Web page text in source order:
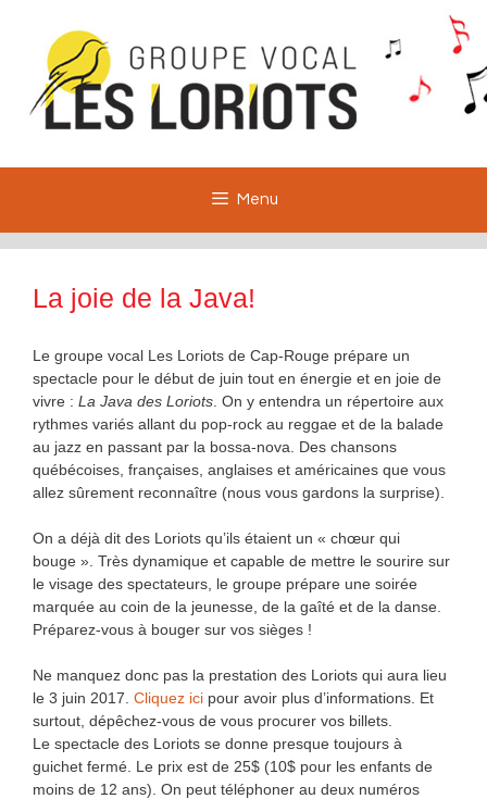
contenu
Menu
La joie de la Java!
Le groupe vocal Les Loriots de Cap-Rouge prépare un
spectacle pour le début de juin tout en énergie et en joie de
vivre : La Java des Loriots . On y entendra un répertoire aux
rythmes variés allant du pop-rock au reggae et de la balade
au jazz en passant par la bossa-nova. Des chansons
québécoises, françaises, anglaises et américaines que vous
allez sûrement reconnaître (nous vous gardons la surprise).
On a déjà dit des Loriots qu’ils étaient un « chœur qui
bouge ». Très dynamique et capable de mettre le sourire sur
le visage des spectateurs, le groupe prépare une soirée
marquée au coin de la jeunesse, de la gaîté et de la danse.
Préparez-vous à bouger sur vos sièges !
Ne manquez donc pas la prestation des Loriots qui aura lieu
le 3 juin 2017. Cliquez ici pour avoir plus d’informations. Et
surtout, dépêchez-vous de vous procurer vos billets.
Le spectacle des Loriots se donne presque toujours à
guichet fermé. Le prix est de 25$ (10$ pour les enfants de
moins de 12 ans). On peut téléphoner au deux numéros